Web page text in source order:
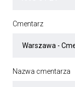
Cmentarz
Nazwa cmentarza